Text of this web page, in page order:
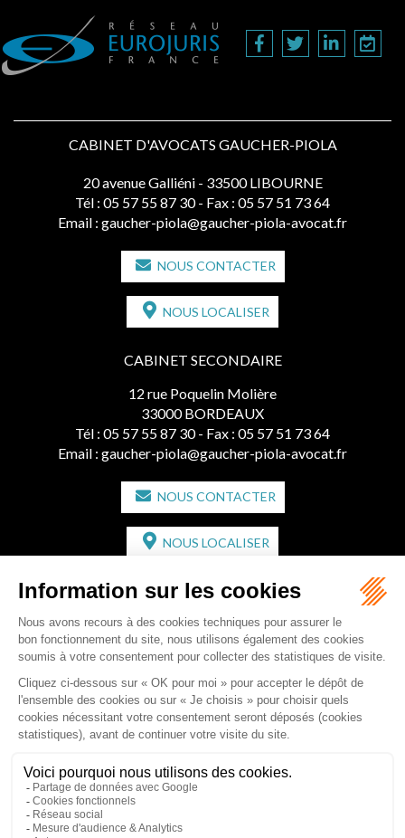
CABINET D'AVOCATS GAUCHER-PIOLA
20 avenue Galliéni - 33500 LIBOURNE
Tél : 05 57 55 87 30 - Fax : 05 57 51 73 64
Email : gaucher-piola@gaucher-piola-avocat.fr
NOUS CONTACTER
NOUS LOCALISER
CABINET SECONDAIRE
12 rue Poquelin Molière
33000 BORDEAUX
Tél : 05 57 55 87 30 - Fax : 05 57 51 73 64
Email : gaucher-piola@gaucher-piola-avocat.fr
NOUS CONTACTER
NOUS LOCALISER
CABINET SECONDAIRE
2 bis Avenue de l'Europe
33350 ST MAGNE-DE-CASTILLON
Tél :05 57 55 87 30 - Fax : 05 57 51 73 64
Email :gaucher-piola@gaucher-piola-avocat.fr
NOUS CONTACTER
NOUS LOCALISER